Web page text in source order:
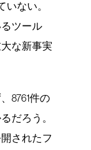
ない。
ツール
な新事実
8761件の
だろう。
されたフ